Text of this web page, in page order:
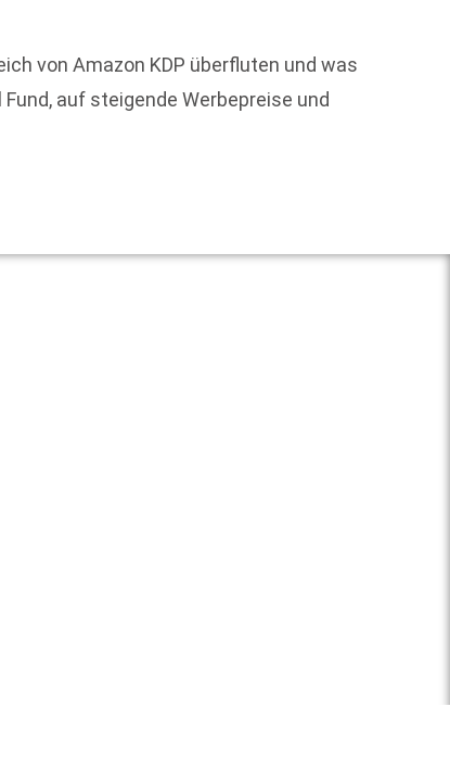
von Amazon KDP überfluten und was
auf steigende Werbepreise und